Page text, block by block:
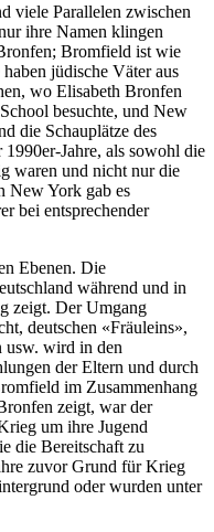
viele Parallelen zwischen
ihre Namen klingen
Bromfield ist wie
jüdische Väter aus
wo Elisabeth Bronfen
besuchte, und New
die Schauplätze des
Jahre, als sowohl die
waren und nicht nur die
New York gab es
bei entsprechender
Ebenen. Die
während und in
zeigt. Der Umgang
deutschen «Fräuleins»,
usw. wird in den
der Eltern und durch
im Zusammenhang
zeigt, war der
um ihre Jugend
die Bereitschaft zu
zuvor Grund für Krieg
oder wurden unter